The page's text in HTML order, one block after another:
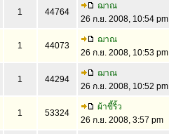
1 44764
ฌาณ
26 ก.ย. 2008, 10:54 pm
1 44073
ฌาณ
26 ก.ย. 2008, 10:53 pm
1 44294
ฌาณ
26 ก.ย. 2008, 10:52 pm
1 53324
ผ้าขี้ริ้ว
26 ก.ย. 2008, 3:57 pm